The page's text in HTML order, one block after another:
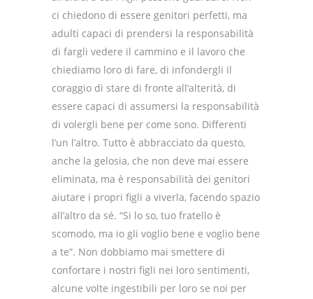
ci chiedono di essere genitori perfetti, ma
adulti capaci di prendersi la responsabilità
di fargli vedere il cammino e il lavoro che
chiediamo loro di fare, di infondergli il
coraggio di stare di fronte all’alterità, di
essere capaci di assumersi la responsabilità
di volergli bene per come sono. Differenti
l’un l’altro. Tutto è abbracciato da questo,
anche la gelosia, che non deve mai essere
eliminata, ma è responsabilità dei genitori
aiutare i propri figli a viverla, facendo spazio
all’altro da sé. “Si lo so, tuo fratello è
scomodo, ma io gli voglio bene e voglio bene
a te”. Non dobbiamo mai smettere di
confortare i nostri figli nei loro sentimenti,
alcune volte ingestibili per loro se noi per